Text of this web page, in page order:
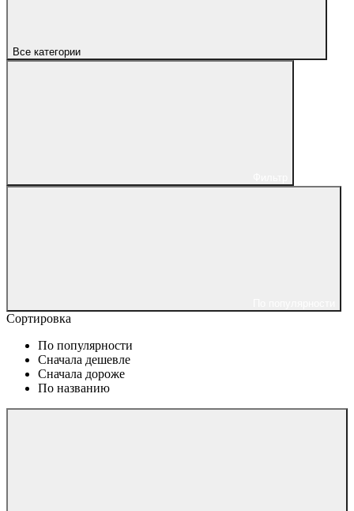
Все категории
Сортировка
По популярности
Сначала дешевле
Сначала дороже
По названию